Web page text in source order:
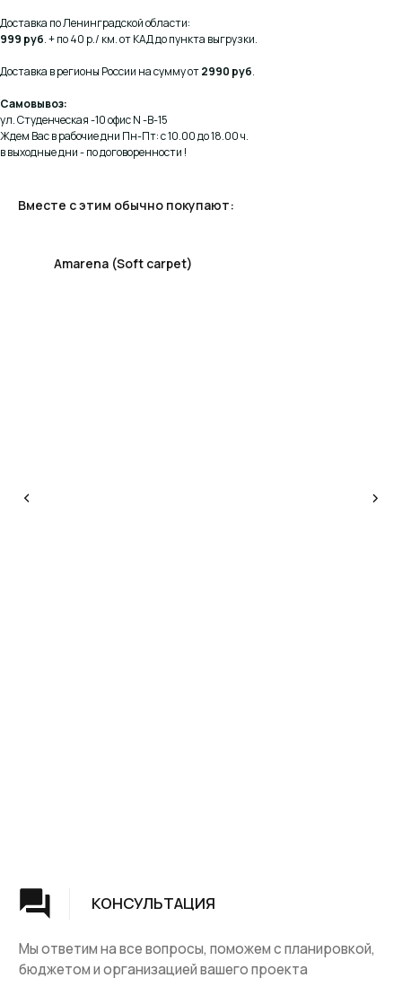
Доставка по Ленинградской области:
999 руб. + по 40 р./ км. от КАД до пункта выгрузки.
Доставка в регионы России на сумму от2990 руб.
Самовывоз:
ул. Студенческая -10 офис N -В-15
Ждем Вас в рабочие дни Пн-Пт: с 10.00 до 18.00 ч.
в выходные дни - по договоренности !
Вместе с этим обычно покупают:
Amarena (Soft carpet)
проекта, подберут нужные материалы и крепежи
Вопросы и ответы
Наши работы
Скидки и акции
На металокаркасе
Мебель
Лестницы на заказ
ДПК, термодревесина